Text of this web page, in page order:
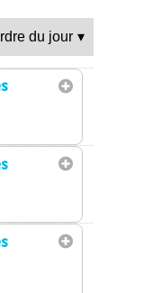
du jour ▾